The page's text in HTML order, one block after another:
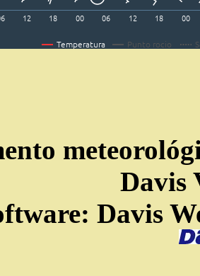
Davis
Davis